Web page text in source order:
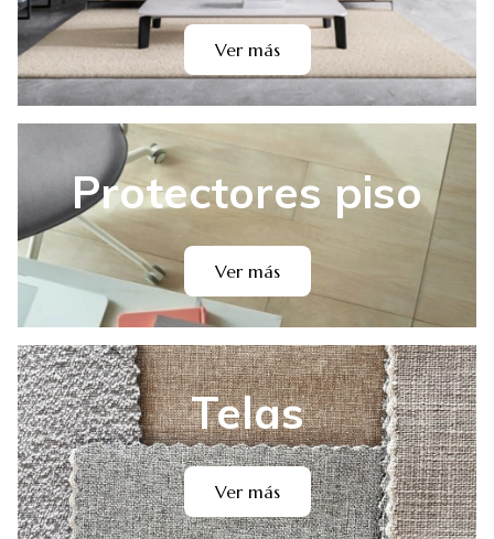
Ver más
Protectores piso
Ver más
Telas
Ver más